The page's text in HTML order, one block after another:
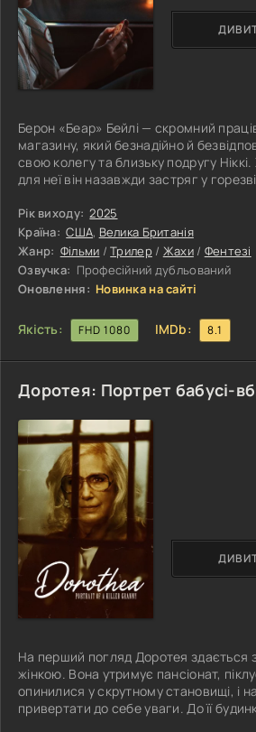
Берон «Беар» Бейлі — скромний
магазину, який безнадійно й
свою колегу та близьку подругу
для неї він назавжди застряг у
Зневірившись привернути увагу
способами, Беар наважується на
езотеричній крамниці — загадкову
«Дерево бажань» (One Wish Willow),
легендою, здатна виконати одне
Рік виходу: 2025
Країна: США, Велика Британія
Жанр: Фільми /Трилер/ Жахи/ Фентезі
Озвучка: Професійний дубльований
Оновлення: Новинка на сайті
Якість: FHD 1080 IMDb: 8.1
Доротея: Портрет бабусі-
На перший погляд Доротея здається
жінкою. Вона утримує пансіонат,
опинилися у скрутному становищі, і
привертати до себе уваги. До її